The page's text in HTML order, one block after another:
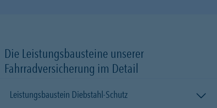
Die Leistungsbausteine unserer
Fahrradversicherung im Detail
Leistungsbaustein Diebstahl-Schutz